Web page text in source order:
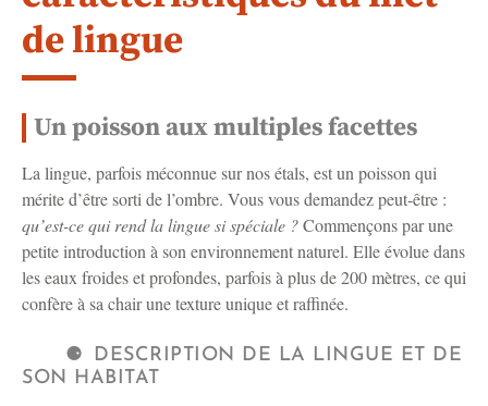
de lingue
Un poisson aux multiples facettes
La lingue, parfois méconnue sur nos étals, est un poisson qui
mérite d’être sorti de l’ombre. Vous vous demandez peut-être :
qu’est-ce qui rend la lingue si spéciale ?Commençons par une
petite introduction à son environnement naturel. Elle évolue dans
les eaux froides et profondes, parfois à plus de 200 mètres, ce qui
confère à sa chair une texture unique et raffinée.
DESCRIPTION DE LA LINGUE ET DE
SON HABITAT